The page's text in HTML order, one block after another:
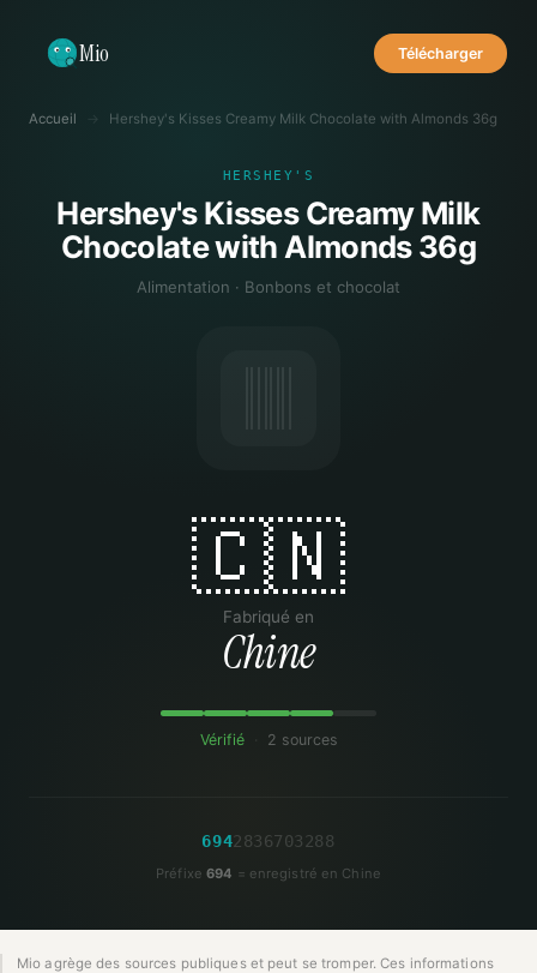
Mio Télécharger
Accueil → Hershey's Kisses Creamy Milk Chocolate with Almonds 36g
HERSHEY'S
Hershey's Kisses Creamy Milk
Chocolate with Almonds 36g
Alimentation · Bonbons et chocolat
🇨🇳
Fabriqué en
Chine
Vérifié 2 sources
69428 3670 3 288
Préfixe694 = enregistré en Chine
Mio agrège des sources publiques et peut se tromper. Ces informations